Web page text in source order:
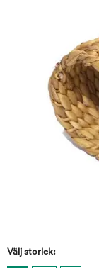
Välj storlek: